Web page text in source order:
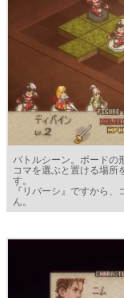
バトルシーン。ボードの
コマを選ぶと置ける場所
す。
『リバーシ』ですから
ん。